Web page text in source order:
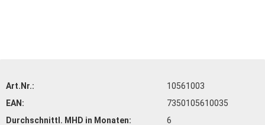
Art.Nr.:
10561003
EAN:
7350105610035
Durchschnittl. MHD in Monaten:
6